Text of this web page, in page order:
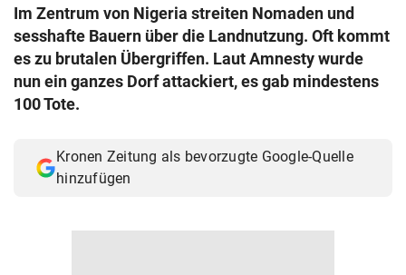
Im Zentrum von Nigeria streiten Nomaden und
sesshafte Bauern über die Landnutzung. Oft kommt
es zu brutalen Übergriffen. Laut Amnesty wurde
nun ein ganzes Dorf attackiert, es gab mindestens
100 Tote.
Kronen Zeitung als bevorzugte Google-Quelle
hinzufügen